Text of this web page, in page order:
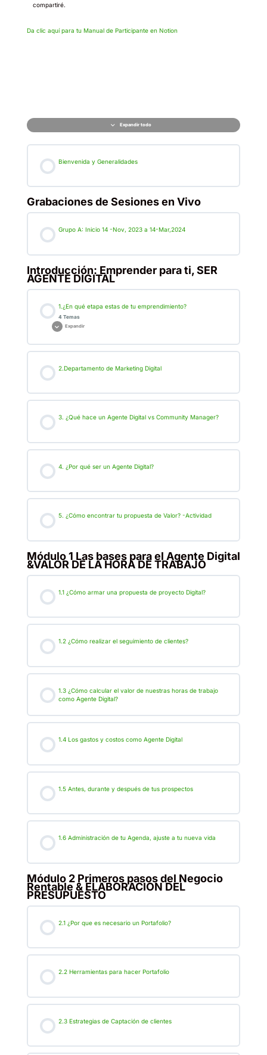
compartiré.
Da clic aquí para tu Manual de Participante en Notion
Expandir todo
Bienvenida y Generalidades
Grabaciones de Sesiones en Vivo
Grupo A: Inicio 14 -Nov, 2023 a 14-Mar,2024
Introducción: Emprender para ti, SER
AGENTE DIGITAL
1.¿En qué etapa estas de tu emprendimiento?
4 Temas
Expandir
2.Departamento de Marketing Digital
3. ¿Qué hace un Agente Digital vs Community Manager?
4. ¿Por qué ser un Agente Digital?
5. ¿Cómo encontrar tu propuesta de Valor? -Actividad
Módulo 1 Las bases para el Agente Digital
&VALOR DE LA HORA DE TRABAJO
1.1 ¿Cómo armar una propuesta de proyecto Digital?
1.2 ¿Cómo realizar el seguimiento de clientes?
1.3 ¿Cómo calcular el valor de nuestras horas de trabajo
como Agente Digital?
1.4 Los gastos y costos como Agente Digital
1.5 Antes, durante y después de tus prospectos
1.6 Administración de tu Agenda, ajuste a tu nueva vida
Módulo 2 Primeros pasos del Negocio
Rentable & ELABORACION DEL
PRESUPUESTO
2.1 ¿Por que es necesario un Portafolio?
2.2 Herramientas para hacer Portafolio
2.3 Estrategias de Captación de clientes